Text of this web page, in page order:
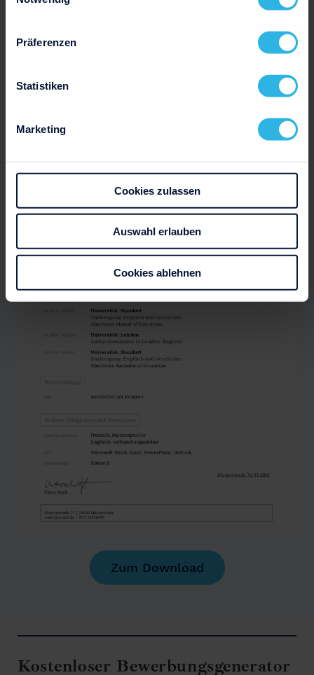
Präferenzen
Statistiken
Marketing
Cookies zulassen
Auswahl erlauben
Cookies ablehnen
Zum Download
Kostenloser Bewerbungsgenerator